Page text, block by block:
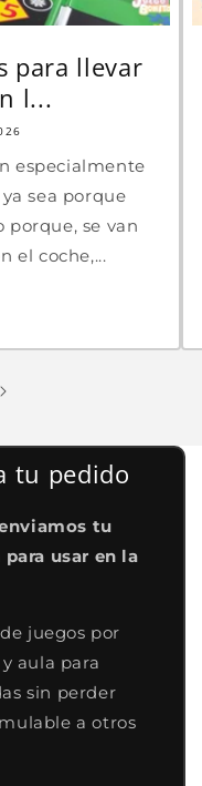
para llevar
l...
especialmente
sea porque
porque, se van
el coche,...
tu pedido
tu
usar en la
juegos por
aula para
sin perder
a otros